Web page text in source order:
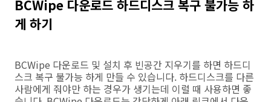
BCWipe 다운로드 하드디스크 복구 불가능 하
게 하기
BCWipe 다운로드 및 설치 후 빈공간 지우기를 하면 하드디
스크 복구 불가능 하게 만들 수 있습니다. 하드디스크를 다른
사람에게 줘야만 하는 경우가 생기는데 이럴 때 사용하면 좋